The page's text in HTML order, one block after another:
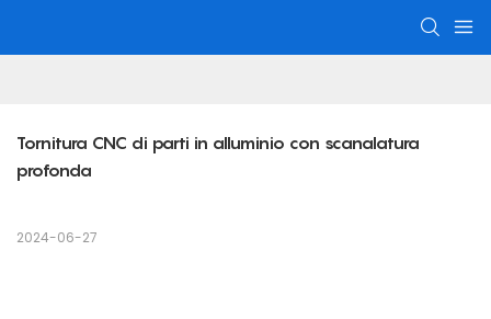
Tornitura CNC di parti in alluminio con scanalatura
profonda
2024-06-27